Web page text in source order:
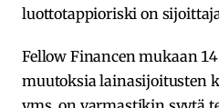
luottotappioriski on
Fellow Financen mukaan
muutoksia lainasijoitusten